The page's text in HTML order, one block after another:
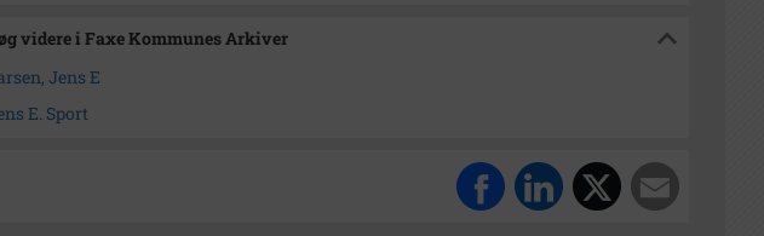
videre i Faxe Kommunes Arkiver
Jens E
E. Sport